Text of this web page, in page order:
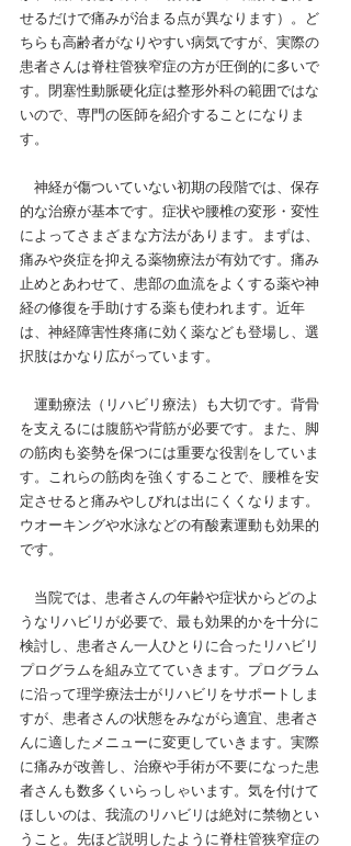
せるだけで痛みが治まる点が異なります）。ど
ちらも高齢者がなりやすい病気ですが、実際の
患者さんは脊柱管狭窄症の方が圧倒的に多いで
す。閉塞性動脈硬化症は整形外科の範囲ではな
いので、専門の医師を紹介することになりま
す。
神経が傷ついていない初期の段階では、保存
的な治療が基本です。 症状や腰椎の変形・変性
によってさまざまな方法があります。まずは、
痛みや炎症を抑える薬物療法が有効です。痛み
止めとあわせて、患部の血流をよくする薬や神
経の修復を手助けする薬も使われます。近年
は、神経障害性疼痛に効く薬なども登場し、選
択肢はかなり広がっています。
運動療法（リハビリ療法）も大切です。 背骨
を支えるには腹筋や背筋が必要です。また、脚
の筋肉も姿勢を保つには重要な役割をしていま
す。これらの筋肉を強くすることで、腰椎を安
定させると痛みやしびれは出にくくなります。
ウオーキングや水泳などの有酸素運動も効果的
です。
当院では、患者さんの年齢や症状からどのよ
うなリハビリが必要で、最も効果的かを十分に
検討し、患者さん一人ひとりに合ったリハビリ
プログラムを組み立てていきます。プログラム
に沿って理学療法士がリハビリをサポートしま
すが、患者さんの状態をみながら適宜、患者さ
んに適したメニューに変更していきます。実際
に痛みが改善し、治療や手術が不要になった患
者さんも数多くいらっしゃいます。 気を付けて
ほしいのは、我流のリハビリは絶対に禁物とい
うこと。先ほど説明したように脊柱管狭窄症の